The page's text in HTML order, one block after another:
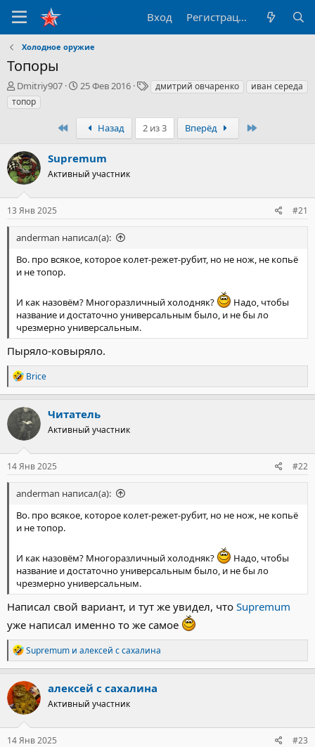
Вход Регистрация
Холодное оружие
Топоры
А
в
т
е
м
ы
Dmitriy907
Д
н
ч
а
а
25 Фев 2016
Тдмитрий овчаренко
иван середа
топор
ПервыйНазад 2 из 3 Вперёд
Supremum
Активный участник
13 Янв 2025 #21
anderman написал(а):
Во. про всякое, которое колет-режет-рубит, но не нож, не копьё
и не топор.
И как назовём? Многоразличный холодняк?
Надо, чтобы
название и достаточно универсальным было, и не бы ло
чрезмерно универсальным.
Пыряло-ковыряло.
Р
е
а
к
ц
и
и
:
Brice
Читатель
Активный участник
14 Янв 2025 #22
anderman написал(а):
Во. про всякое, которое колет-режет-рубит, но не нож, не копьё
и не топор.
И как назовём? Многоразличный холодняк?
Надо, чтобы
название и достаточно универсальным было, и не бы ло
чрезмерно универсальным.
Написал свой вариант, и тут же увидел, что Supremum
уже написал именно то же самое
Р
е
а
к
ц
и
и
:
Supremum и алексей с сахалина
алексей с сахалина
Активный участник
14 Янв 2025 #23